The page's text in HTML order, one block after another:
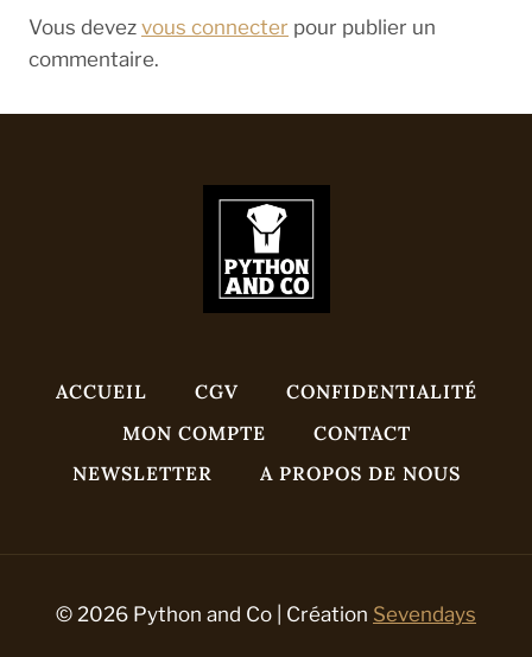
Vous devez vous connecter pour publier un
commentaire.
ACCUEIL CGV
CONFIDENTIALITÉ
MON COMPTE
CONTACT
NEWSLETTER
A PROPOS DE NOUS
© 2026 Python and Co | Création Sevendays